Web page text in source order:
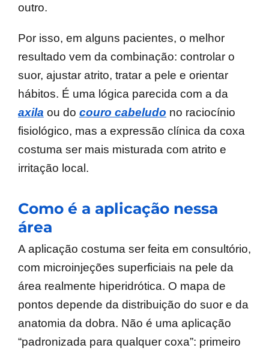
outro.
Por isso, em alguns pacientes, o melhor
resultado vem da combinação: controlar o
suor, ajustar atrito, tratar a pele e orientar
hábitos. É uma lógica parecida com a da
axila ou do couro cabeludo no raciocínio
fisiológico, mas a expressão clínica da coxa
costuma ser mais misturada com atrito e
irritação local.
Como é a aplicação nessa
área
A aplicação costuma ser feita em consultório,
com microinjeções superficiais na pele da
área realmente hiperidrótica. O mapa de
pontos depende da distribuição do suor e da
anatomia da dobra. Não é uma aplicação
“padronizada para qualquer coxa”: primeiro